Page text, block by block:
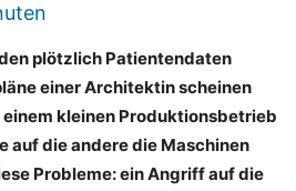
plötzlich Patientendaten
einer Architektin scheinen
kleinen Produktionsbetrieb
auf die andere die Maschinen
Probleme: ein Angriff auf die